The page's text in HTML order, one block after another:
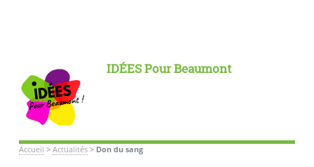
IDÉES Pour Beaumont
Accueil > Actualités> Don du sang